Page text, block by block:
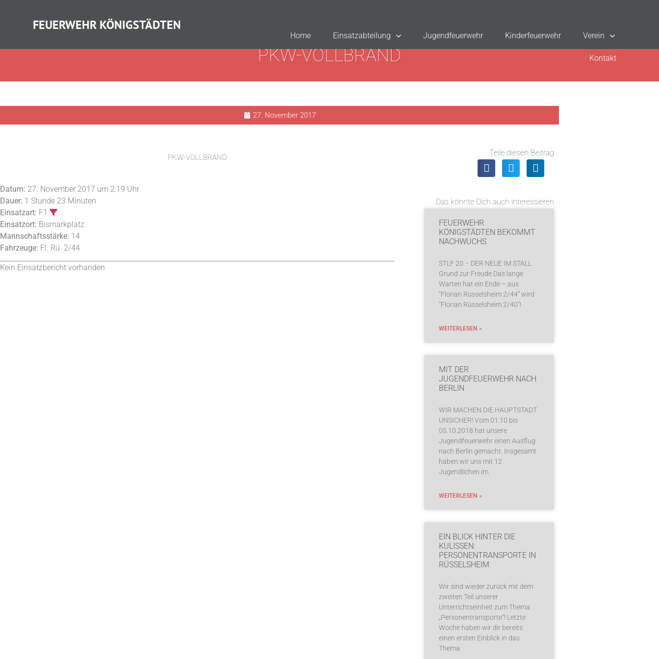
FEUERWEHR KÖNIGSTÄDTEN
Home Einsatzabteilung Jugendfeuerwehr Kinderfeuerwehr Verein
Kontakt
PKW-VOLLBRAND
27. November 2017
PKW-VOLLBRAND
Datum: 27. November 2017 um 2:19 Uhr
Dauer: 1 Stunde 23 Minuten
Einsatzart: F1
Einsatzort: Bismarkplatz
Mannschaftsstärke: 14
Fahrzeuge: Fl. Rü. 2/44
Kein Einsatzbericht vorhanden
Teile diesen Beitrag
Das könnte Dich auch interessieren
FEUERWEHR
KÖNIGSTÄDTEN BEKOMMT
NACHWUCHS
STLF 20 – DER NEUE IM STALL
Grund zur Freude Das lange
Warten hat ein Ende – aus
“Florian Rüsselsheim 2/44” wird
“Florian Rüsselsheim 2/40”!
WEITERLESEN »
MIT DER
JUGENDFEUERWEHR NACH
BERLIN
WIR MACHEN DIE HAUPTSTADT
UNSICHER! Vom 01.10 bis
05.10.2018 hat unsere
Jugendfeuerwehr einen Ausflug
nach Berlin gemacht. Insgesamt
haben wir uns mit 12
Jugendlichen im
WEITERLESEN »
EIN BLICK HINTER DIE
KULISSEN:
PERSONENTRANSPORTE IN
RÜSSELSHEIM
Wir sind wieder zurück mit dem
zweiten Teil unserer
Unterrichtseinheit zum Thema
„Personentransporte“! Letzte
Woche haben wir dir bereits
einen ersten Einblick in das
Thema